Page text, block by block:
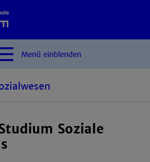
Menü einblenden
Soziale